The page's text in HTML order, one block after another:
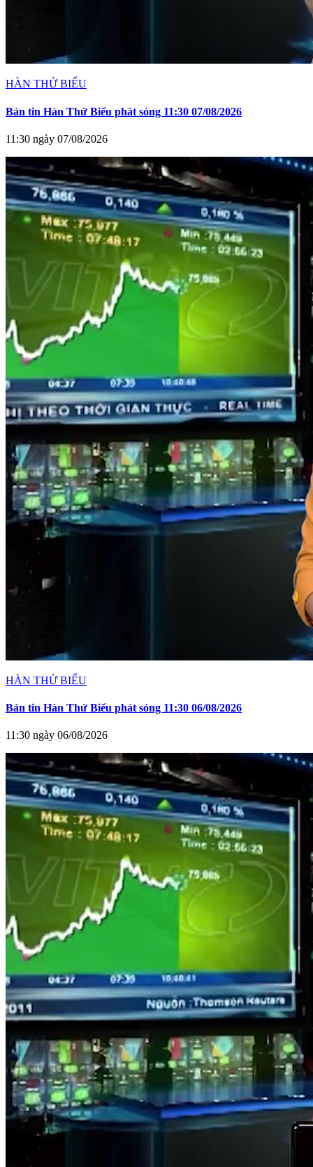
HÀN THỬ BIỂU
Bản tin Hàn Thử Biểu phát sóng 11:30 07/08/2026
11:30 ngày 07/08/2026
HÀN THỬ BIỂU
Bản tin Hàn Thử Biểu phát sóng 11:30 06/08/2026
11:30 ngày 06/08/2026